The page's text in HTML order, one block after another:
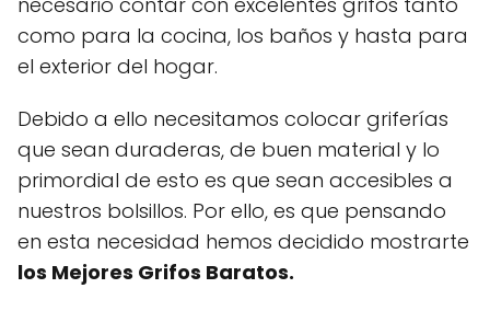
como para la cocina, los baños y hasta para
el exterior del hogar.
Debido a ello necesitamos colocar griferías
que sean duraderas, de buen material y lo
primordial de esto es que sean accesibles a
nuestros bolsillos. Por ello, es que pensando
en esta necesidad hemos decidido mostrarte
los Mejores Grifos Baratos.